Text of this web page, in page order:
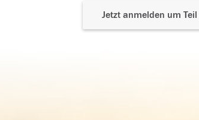
Jetzt anmelden um